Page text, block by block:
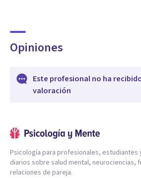
Opiniones
Este profesional no ha
valoración
Psicología para profesionales, estudiantes
diarios sobre salud mental, neurociencias,
relaciones de pareja.